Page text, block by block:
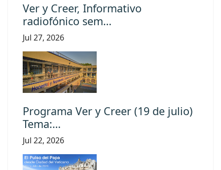
Ver y Creer, Informativo
radiofónico sem…
Jul 27, 2026
Programa Ver y Creer (19 de julio)
Tema:…
Jul 22, 2026